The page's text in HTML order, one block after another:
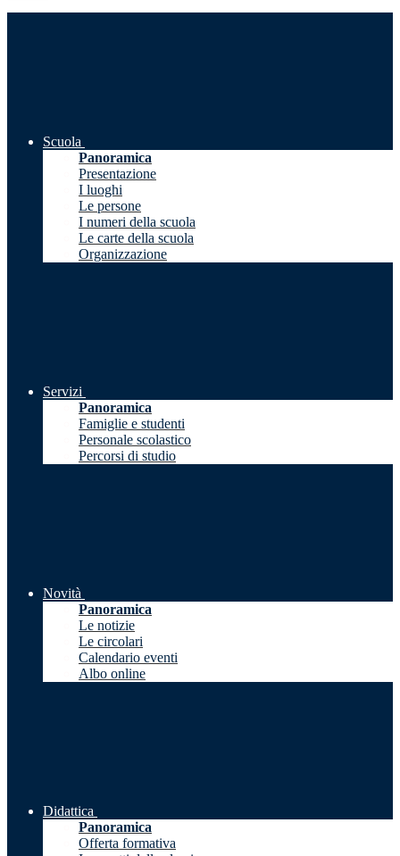
Scuola
Panoramica
Presentazione
I luoghi
Le persone
I numeri della scuola
Le carte della scuola
Organizzazione
Servizi
Panoramica
Famiglie e studenti
Personale scolastico
Percorsi di studio
Novità
Panoramica
Le notizie
Le circolari
Calendario eventi
Albo online
Didattica
Panoramica
Offerta formativa